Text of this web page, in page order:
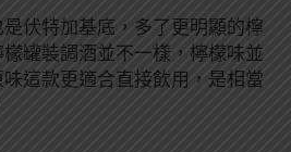
伏特加基底，多了更明顯的檸
罐裝調酒並不一樣，檸檬味並
這款更適合直接飲用，是相當